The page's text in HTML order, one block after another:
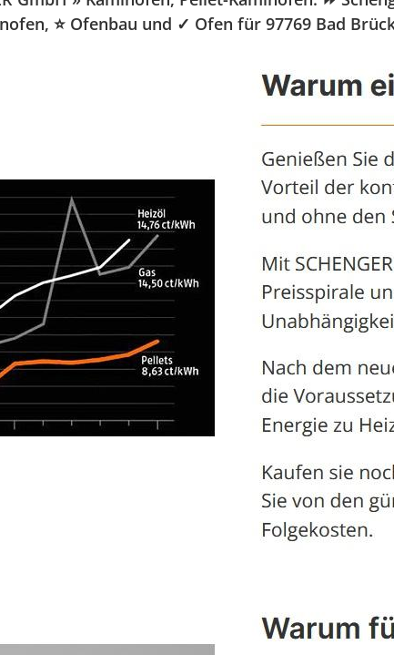
⭐ Ofenbau und ✓ Ofen für 97769 Bad